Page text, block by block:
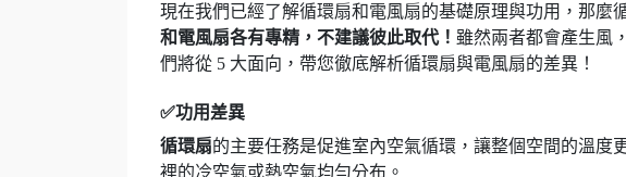
現在我們已經了解循環扇和電風扇的基礎原理與功用，那麼
和電風扇各有專精，不建議彼此取代！ 雖然兩者都會產生風
們將從 5 大面向，帶您徹底解析循環扇與電風扇的差異！
✅功用差異
循環扇的主要任務是促進室內空氣循環，讓整個空間的溫度
裡的冷空氣或熱空氣均勻分布。